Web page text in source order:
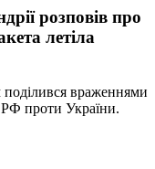
розповів про
летіла
враженнями
РФ проти України.